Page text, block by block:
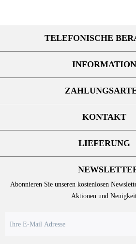
TELEFONISCHE
INFORMATION
KONTAKT
LIEFERUNG
Abonnieren Sie unseren kostenlosen
Aktionen und